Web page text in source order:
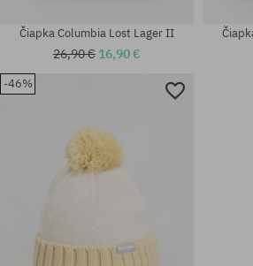
univerzálna veľkosť
Čiapka Columbia Lost Lager II
26,90 € 16,90 €
-46%